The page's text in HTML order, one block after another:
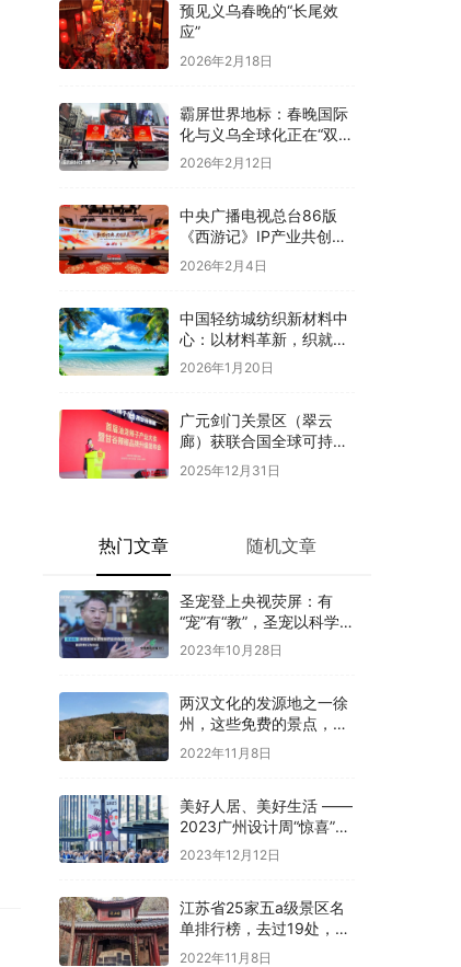
预见义乌春晚的“长尾效
应”
2026年2月18日
霸屏世界地标：春晚国际
化与义乌全球化正在“双向
奔赴”！
2026年2月12日
中央广播电视总台86版
《西游记》IP产业共创大
会在京举办
2026年2月4日
中国轻纺城纺织新材料中
心：以材料革新，织就全
球纺织未来新图景
2026年1月20日
广元剑门关景区（翠云
廊）获联合国全球可持续
“地球家园”范例奖
2025年12月31日
热门文章 随机文章
圣宠登上央视荧屏：有
“宠”有“教”，圣宠以科学训
导开启全新养宠体验
2023年10月28日
两汉文化的发源地之一徐
州，这些免费的景点，你
是否都去过
2022年11月8日
美好人居、美好生活 ——
2023广州设计周“惊喜”开
幕
2023年12月12日
江苏省25家五a级景区名
单排行榜，去过19处，才
算真正游过江苏
2022年11月8日